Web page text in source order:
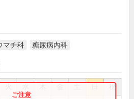
マチ科 糖尿病内科
祝